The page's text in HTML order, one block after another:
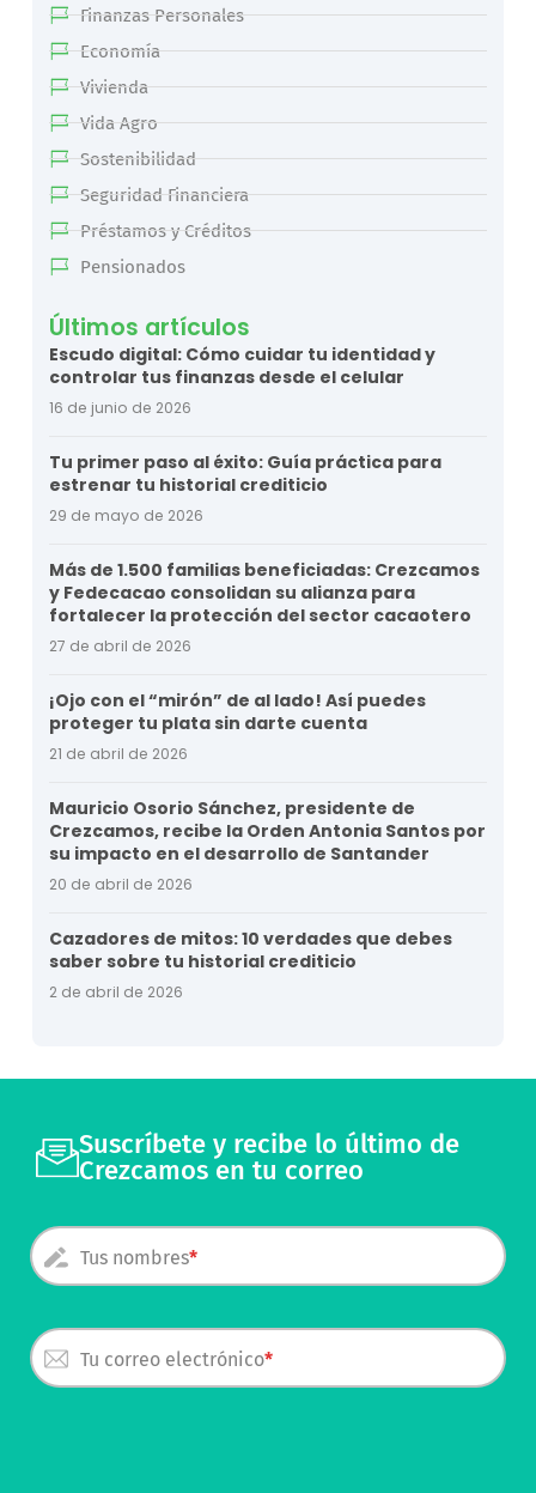
Finanzas Personales
Economía
Vivienda
Vida Agro
Sostenibilidad
Seguridad Financiera
Préstamos y Créditos
Pensionados
Últimos artículos
Escudo digital: Cómo cuidar tu identidad y
controlar tus finanzas desde el celular
16 de junio de 2026
Tu primer paso al éxito: Guía práctica para
estrenar tu historial crediticio
29 de mayo de 2026
Más de 1.500 familias beneficiadas: Crezcamos
y Fedecacao consolidan su alianza para
fortalecer la protección del sector cacaotero
27 de abril de 2026
¡Ojo con el “mirón” de al lado! Así puedes
proteger tu plata sin darte cuenta
21 de abril de 2026
Mauricio Osorio Sánchez, presidente de
Crezcamos, recibe la Orden Antonia Santos por
su impacto en el desarrollo de Santander
20 de abril de 2026
Cazadores de mitos: 10 verdades que debes
saber sobre tu historial crediticio
2 de abril de 2026
Suscríbete y recibe lo último de
Crezcamos en tu correo
Tus nombres
Tu correo electrónico